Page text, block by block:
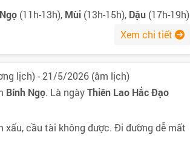
Ngọ (11h-13h), Mùi (13h-15h), Dậu (17h-19h)
Xem chi tiết
lịch) - 21/5/2026 (âm lịch)
Bính Ngọ. Là ngàyThiên Lao Hắc Đạo
xấu, cầu tài không được. Đi đường dễ mất